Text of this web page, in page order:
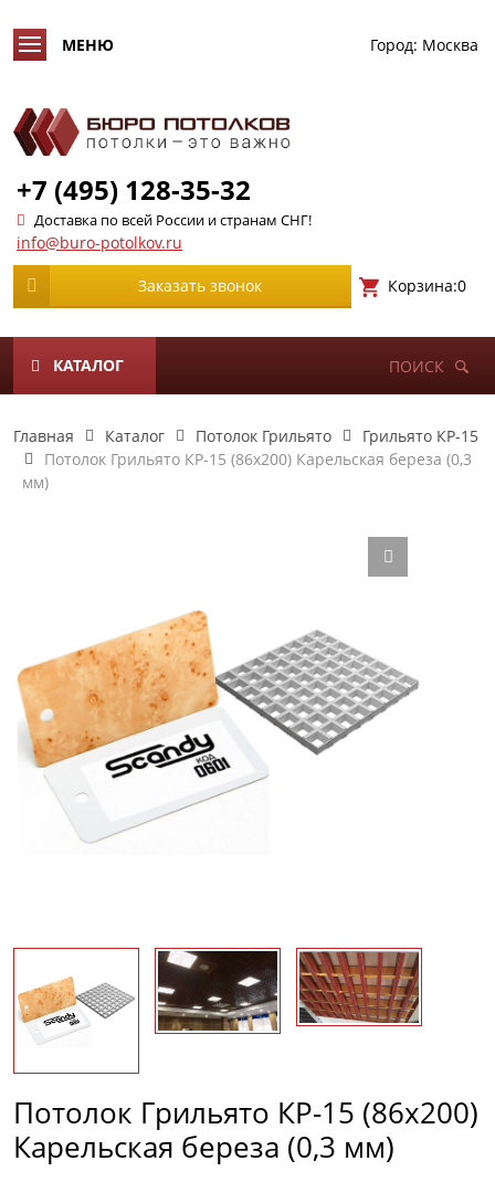
Город: Москва
+7 (495) 128-35-32
Доставка по всей России и странам СНГ!
info@buro-potolkov.ru
Заказать звонок Корзина:0
КАТАЛОГ ПОИСК
Главная Каталог Потолок Грильято
Грильято КР-15
Потолок Грильято КР-15 (86х200) Карельская береза (0,3
мм)
Потолок Грильято КР-15 (86х200)
Карельская береза (0,3 мм)